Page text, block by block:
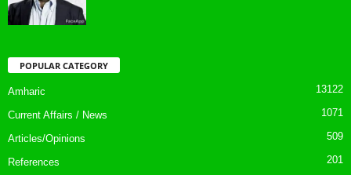
POPULAR CATEGORY
Amharic 13122
Current Affairs / News 1071
Articles/Opinions 509
References 201